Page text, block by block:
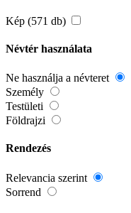
Kép (571 db)
Névtér használata
Ne használja a névteret
Személy
Testületi
Földrajzi
Rendezés
Relevancia szerint
Sorrend